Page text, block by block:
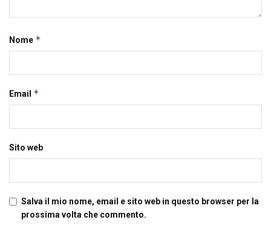
Nome *
Email *
Sito web
Salva il mio nome, email e sito web in questo browser per la
prossima volta che commento.